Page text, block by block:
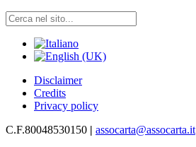
Disclaimer
Credits
Privacy policy
C.F.80048530150 | assocarta@assocarta.it